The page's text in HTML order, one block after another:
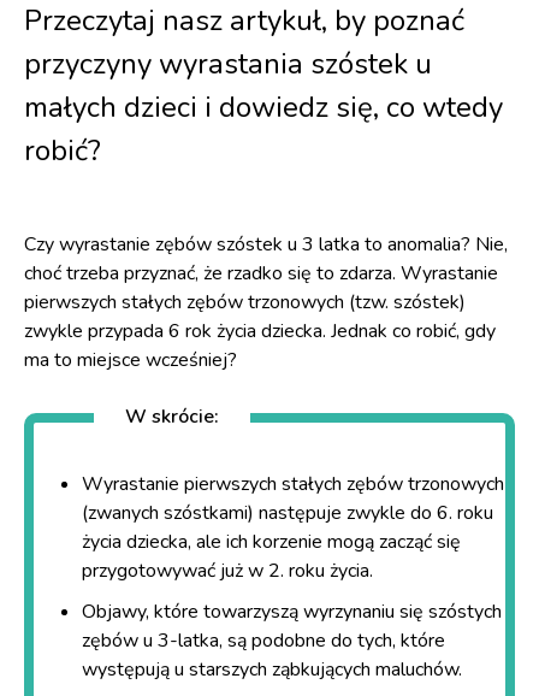
Przeczytaj nasz artykuł, by poznać
przyczyny wyrastania szóstek u
małych dzieci i dowiedz się, co wtedy
robić?
Czy wyrastanie zębów szóstek u 3 latka to anomalia? Nie,
choć trzeba przyznać, że rzadko się to zdarza. Wyrastanie
pierwszych stałych zębów trzonowych (tzw. szóstek)
zwykle przypada 6 rok życia dziecka. Jednak co robić, gdy
ma to miejsce wcześniej?
W skrócie:
Wyrastanie pierwszych stałych zębów trzonowych
(zwanych szóstkami) następuje zwykle do 6. roku
życia dziecka, ale ich korzenie mogą zacząć się
przygotowywać już w 2. roku życia.
Objawy, które towarzyszą wyrzynaniu się szóstych
zębów u 3-latka, są podobne do tych, które
występują u starszych ząbkujących maluchów.